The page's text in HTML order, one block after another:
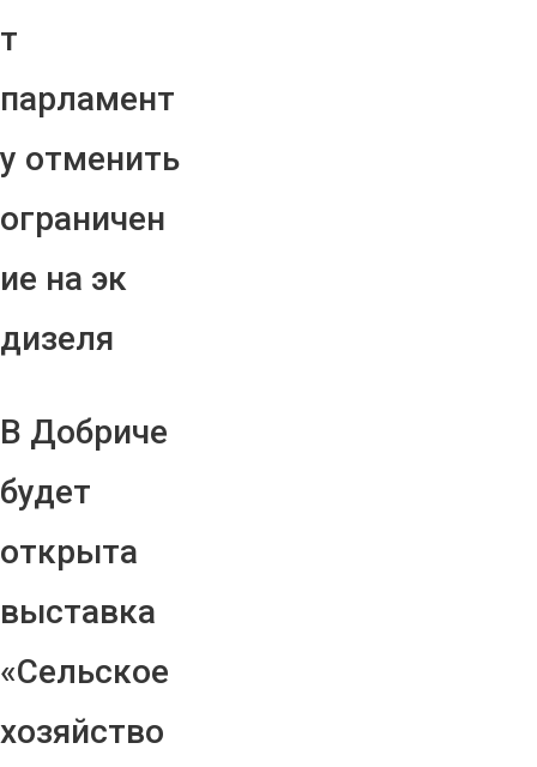
т
парламент
у отменить
ограничен
ие на эк
дизеля
В Добриче
будет
открыта
выставка
«Сельское
хозяйство